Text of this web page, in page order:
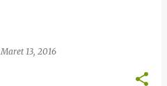
Maret 13, 2016